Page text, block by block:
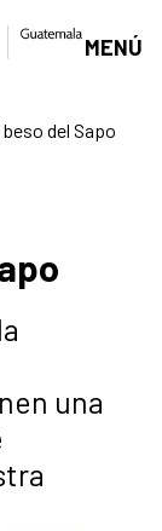
MENÚ
del Sapo
una